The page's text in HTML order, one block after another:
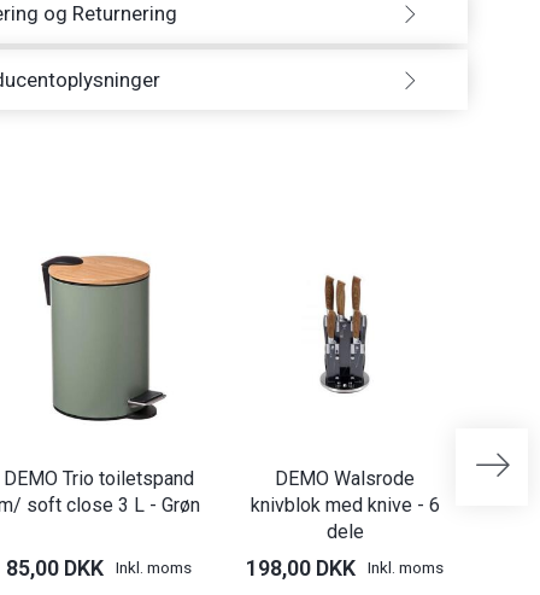
og Returnering
DEMO Trio toiletspand
soft close 3 L - Grøn
85,00 DKK Inkl. moms
DEMO Walsrode
knivblok med knive - 6
dele
198,00 DKK Inkl. moms